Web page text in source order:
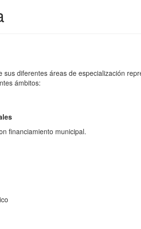
diferentes áreas de especialización
ámbitos:
financiamiento municipal.